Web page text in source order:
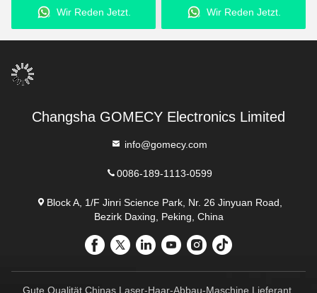
Schönheit Schlankheit
Nicht berühren 7 Tesla
Wir Reden Jetzt.
8 PaddelnWir Reden Jetzt.
Changsha GOMECY Electronics Limited
info@gomecy.com
0086-189-1113-0599
Block A, 1/F Jinri Science Park, Nr. 26 Jinyuan Road,
Bezirk Daxing, Peking, China
Gute Qualität Chinas Laser-Haar-Abbau-Maschine Lieferant.